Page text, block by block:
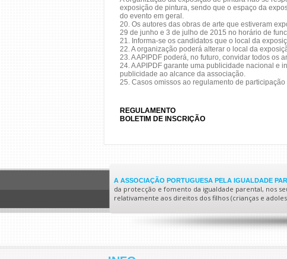
exposição de pintura, sendo que o espaço da
do evento em geral.
20. Os autores das obras de arte que estiveram
29 de junho e 3 de julho de 2015 no horário de
21. Informa-se os candidatos que o local da
22. A organização poderá alterar o local da
23. A APIPDF poderá, no futuro, convidar todos os
24. A APIPDF garante uma publicidade nacional e
publicidade ao alcance da associação.
25. Casos omissos ao regulamento de
REGULAMENTO
BOLETIM DE INSCRIÇÃO
A ASSOCIAÇÃO PORTUGUESA PELA IGUALDADE
da protecção e fomento da igualdade parental, nos
relativamente aos direitos dos filhos (crianças e